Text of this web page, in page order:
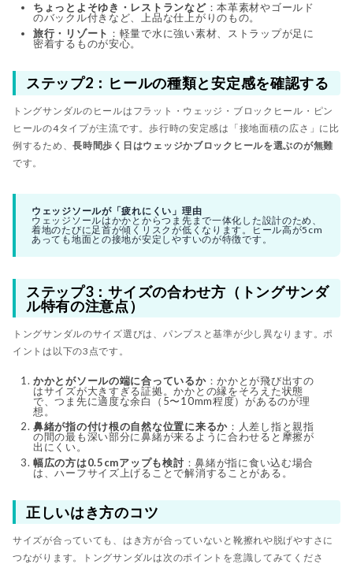
ちょっとよそゆき・レストランなど：本革素材やゴールド
のバックル付きなど、上品な仕上がりのもの。
旅行・リゾート ：軽量で水に強い素材、ストラップが足に
密着するものが安心。
ステップ2：ヒールの種類と安定感を確認する
トングサンダルのヒールはフラット・ウェッジ・ブロックヒール・ピン
ヒールの4タイプが主流です。歩行時の安定感は「接地面積の広さ」に比
例するため、長時間歩く日はウェッジかブロックヒールを選ぶのが無難
です。
ウェッジソールが「疲れにくい」理由
ウェッジソールはかかとからつま先まで一体化した設計のため、
着地のたびに足首が傾くリスクが低くなります。ヒール高が5cm
あっても地面との接地が安定しやすいのが特徴です。
ステップ3：サイズの合わせ方（トングサンダ
ル特有の注意点）
トングサンダルのサイズ選びは、パンプスと基準が少し異なります。ポ
イントは以下の3点です。
かかとがソールの端に合っているか：かかとが飛び出すの
はサイズが大きすぎる証拠。かかとの縁をそろえた状態
で、つま先に適度な余白（5〜10mm程度）があるのが理
想。
鼻緒が指の付け根の自然な位置に来るか：人差し指と親指
の間の最も深い部分に鼻緒が来るように合わせると摩擦が
出にくい。
幅広の方は0.5cmアップも検討 ：鼻緒が指に食い込む場合
は、ハーフサイズ上げることで解消することがある。
正しいはき方のコツ
サイズが合っていても、はき方が合っていないと靴擦れや脱げやすさに
つながります。トングサンダルは次のポイントを意識してみてくださ